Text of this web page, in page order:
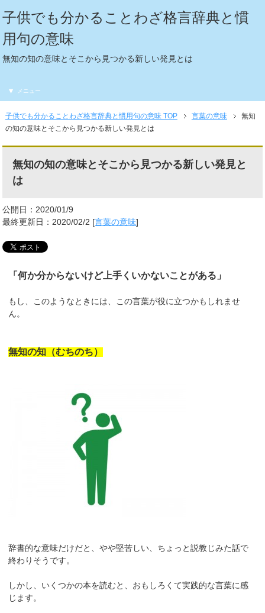
子供でも分かることわざ格言辞典と慣
用句の意味
無知の知の意味とそこから見つかる新しい発見とは
メニュー
子供でも分かることわざ格言辞典と慣用句の意味 TOP 言葉の意味
無知
の知の意味とそこから見つかる新しい発見とは
無知の知の意味とそこから見つかる新しい発見と
は
公開日：2020/01/9
最終更新日：2020/02/2 [言葉の意味]
「何か分からないけど上手くいかないことがある」
もし、このようなときには、この言葉が役に立つかもしれませ
ん。
無知の知（むちのち）
辞書的な意味だけだと、やや堅苦しい、ちょっと説教じみた話で
終わりそうです。
しかし、いくつかの本を読むと、おもしろくて実践的な言葉に感
じます。